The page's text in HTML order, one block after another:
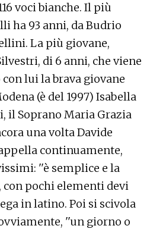
voci bianche. Il più
ha 93 anni, da Budrio
La più giovane,
di 6 anni, che viene
lui la brava giovane
(è del 1997) Isabella
il Soprano Maria Grazia
una volta Davide
continuamente,
''è semplice e la
pochi elementi devi
in latino. Poi si scivola
''un giorno o